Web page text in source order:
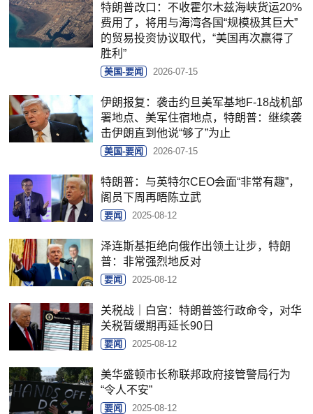
特朗普改口：不收霍尔木兹海峡货运20%
费用了，将用与海湾各国“规模极其巨大”
的贸易投资协议取代，“美国再次赢得了
胜利”
美国-要闻 2026-07-15
伊朗报复：袭击约旦美军基地F-18战机部
署地点、美军住宿地点，特朗普：继续袭
击伊朗直到他说“够了”为止
美国-要闻 2026-07-15
特朗普：与英特尔CEO会面“非常有趣”，
阁员下周再晤陈立武
要闻 2025-08-12
泽连斯基拒绝向俄作出领土让步，特朗
普：非常强烈地反对
要闻 2025-08-12
关税战｜白宫：特朗普签行政命令，对华
关税暂缓期再延长90日
要闻 2025-08-12
美华盛顿市长称联邦政府接管警局行为
“令人不安”
要闻 2025-08-12